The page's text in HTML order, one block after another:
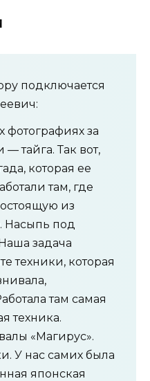
подключается
фотографиях за
тайга. Так вот,
которая ее
там, где
из
Насыпь под
задача
техники, которая
там самая
техника.
«Магирус».
У нас самих была
японская